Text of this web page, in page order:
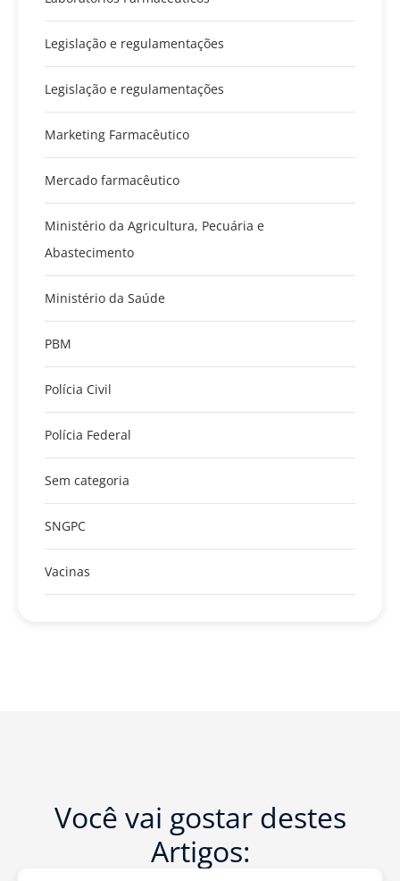
Legislação e regulamentações
Legislação e regulamentações
Marketing Farmacêutico
Mercado farmacêutico
Ministério da Agricultura, Pecuária e
Abastecimento
Ministério da Saúde
PBM
Polícia Civil
Polícia Federal
Sem categoria
SNGPC
Vacinas
Você vai gostar destes
Artigos: